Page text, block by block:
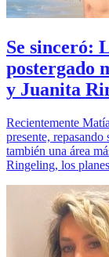
Se sinceró:
postergado
y Juanita
Recientemente
presente,
también una área
Ringeling, los